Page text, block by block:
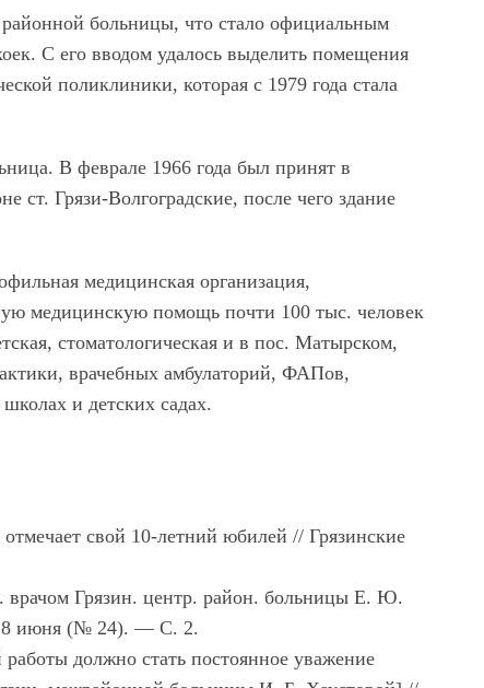
районной больницы, что стало официальным
С его вводом удалось выделить помещения
поликлиники, которая с 1979 года стала
В феврале 1966 года был принят в
ст. Грязи-Волгоградские, после чего здание
медицинская организация,
медицинскую помощь почти 100 тыс. человек
стоматологическая и в пос. Матырском,
врачебных амбулаторий, ФАПов,
и детских садах.
свой 10-летний юбилей // Грязинские
врачом Грязин. центр. район. больницы Е. Ю.
июня (№ 24). — С. 2.
должно стать постоянное уважение